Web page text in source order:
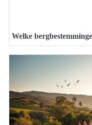
Welke